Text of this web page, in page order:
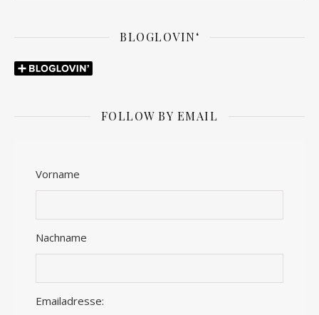
BLOGLOVIN‘
FOLLOW BY EMAIL
Vorname
Nachname
Emailadresse: